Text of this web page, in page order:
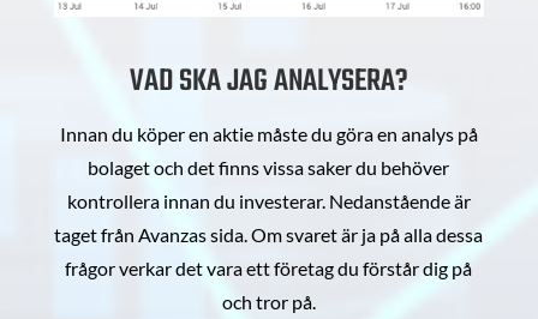
VAD SKA JAG ANALYSERA?
Innan du köper en aktie måste du göra en analys på
bolaget och det finns vissa saker du behöver
kontrollera innan du investerar. Nedanstående är
taget från Avanzas sida. Om svaret är ja på alla dessa
frågor verkar det vara ett företag du förstår dig på
och tror på.